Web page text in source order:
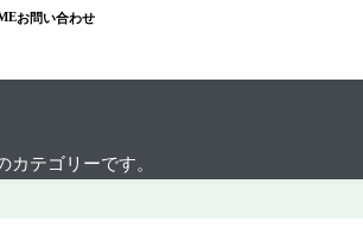
テゴリーです。
お問い合わせ